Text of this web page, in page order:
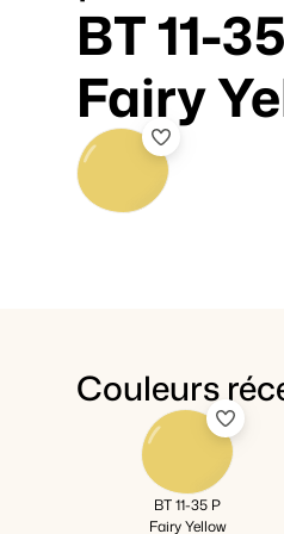
BT 11-
Fairy
Couleurs
BT 11-35 P
Fairy Yellow